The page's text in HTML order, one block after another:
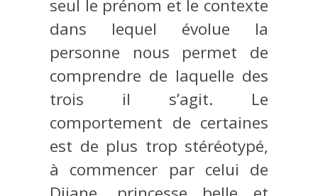
seul le prénom et le contexte
dans lequel évolue la
personne nous permet de
comprendre de laquelle des
trois il s’agit. Le
comportement de certaines
est de plus trop stéréotypé,
à commencer par celui de